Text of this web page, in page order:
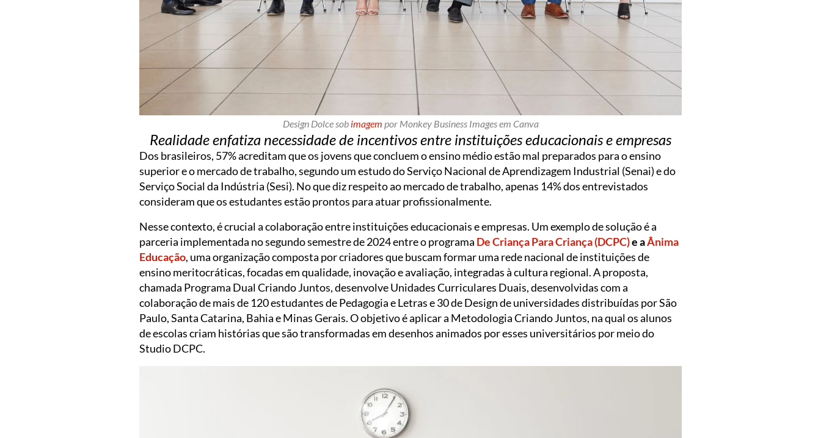
Design Dolce sob imagem por Monkey Business Images em Canva
Realidade enfatiza necessidade de incentivos entre instituições educacionais e empresas
Dos brasileiros, 57% acreditam que os jovens que concluem o ensino médio estão mal preparados para o ensino
superior e o mercado de trabalho, segundo um estudo do Serviço Nacional de Aprendizagem Industrial (Senai) e do
Serviço Social da Indústria (Sesi). No que diz respeito ao mercado de trabalho, apenas 14% dos entrevistados
consideram que os estudantes estão prontos para atuar profissionalmente.
Nesse contexto, é crucial a colaboração entre instituições educacionais e empresas. Um exemplo de solução é a
parceria implementada no segundo semestre de 2024 entre o programa De Criança Para Criança (DCPC)e aÂnima
Educação, uma organização composta por criadores que buscam formar uma rede nacional de instituições de
ensino meritocráticas, focadas em qualidade, inovação e avaliação, integradas à cultura regional. A proposta,
chamada Programa Dual Criando Juntos, desenvolve Unidades Curriculares Duais, desenvolvidas com a
colaboração de mais de 120 estudantes de Pedagogia e Letras e 30 de Design de universidades distribuídas por São
Paulo, Santa Catarina, Bahia e Minas Gerais. O objetivo é aplicar a Metodologia Criando Juntos, na qual os alunos
de escolas criam histórias que são transformadas em desenhos animados por esses universitários por meio do
Studio DCPC.